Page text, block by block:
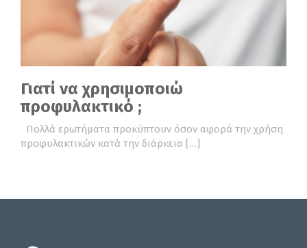
Γιατί να χρησιμοποιώ
προφυλακτικό ;
Πολλά ερωτήματα προκύπτουν όσον αφορά την χρήση
προφυλακτικών κατά την διάρκεια […]